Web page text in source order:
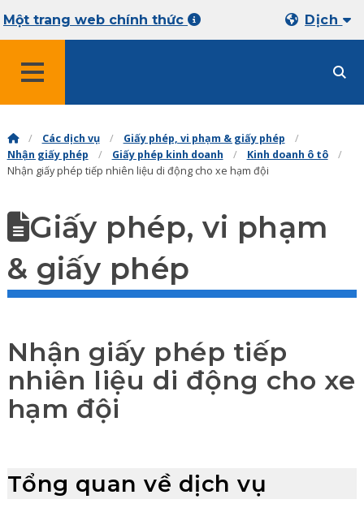
Một trang web chính thức Dịch
Các dịch vụ
Giấy phép, vi phạm & giấy phép
Nhận giấy phép
Giấy phép kinh doanh
Kinh doanh ô tô
Nhận giấy phép tiếp nhiên liệu di động cho xe hạm đội
Giấy phép, vi phạm
& giấy phép
Nhận giấy phép tiếp
nhiên liệu di động cho xe
hạm đội
Tổng quan về dịch vụ